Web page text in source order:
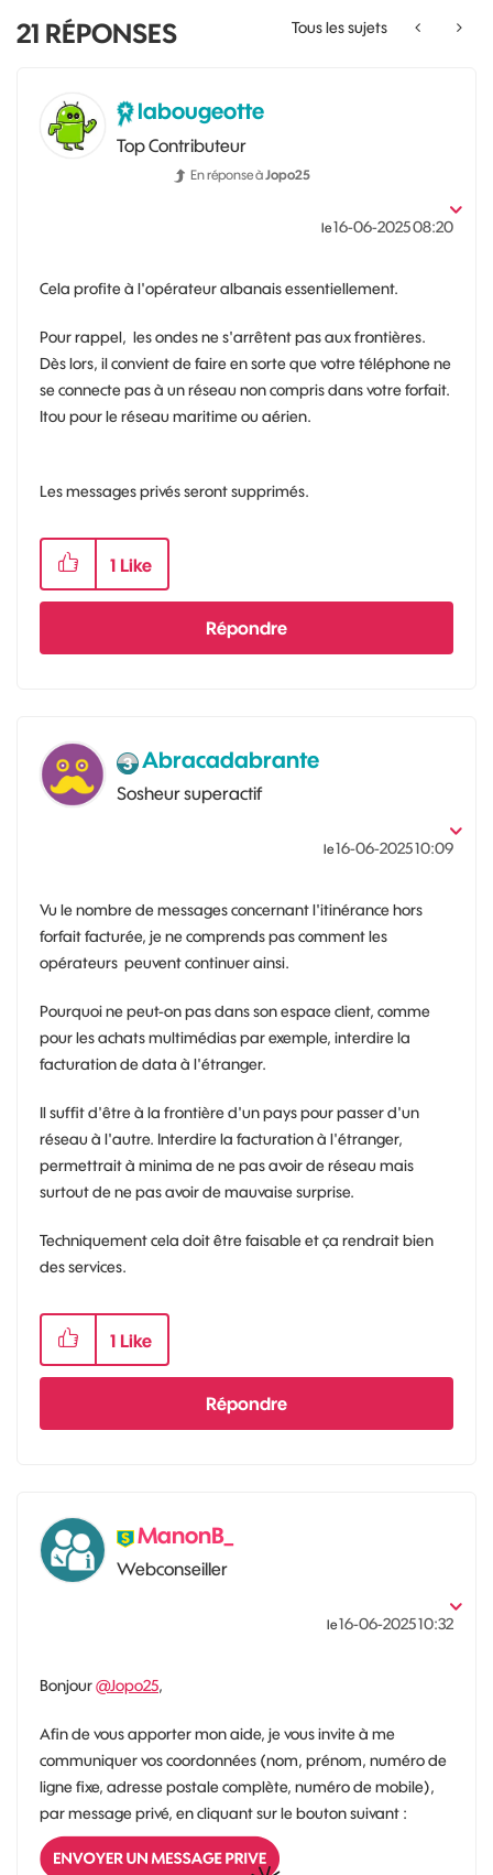
Tous les sujets
21 RÉPONSES
labougeotte
Top Contributeur
En réponse àJopo25
le‎16-06-202508:20
Cela profite à l'opérateur albanais essentiellement.
Pour rappel, les ondes ne s'arrêtent pas aux frontières.
Dès lors, il convient de faire en sorte que votre téléphone ne
se connecte pas à un réseau non compris dans votre forfait.
Itou pour le réseau maritime ou aérien.
Les messages privés seront supprimés.
1 Like
Répondre
Abracadabrante
Sosheur superactif
le‎16-06-202510:09
Vu le nombre de messages concernant l'itinérance hors
forfait facturée, je ne comprends pas comment les
opérateurs peuvent continuer ainsi.
Pourquoi ne peut-on pas dans son espace client, comme
pour les achats multimédias par exemple, interdire la
facturation de data à l'étranger.
Il suffit d'être à la frontière d'un pays pour passer d'un
réseau à l'autre. Interdire la facturation à l'étranger,
permettrait à minima de ne pas avoir de réseau mais
surtout de ne pas avoir de mauvaise surprise.
Techniquement cela doit être faisable et ça rendrait bien
des services.
1 Like
Répondre
ManonB_
Webconseiller
le‎16-06-202510:32
Bonjour@Jopo25,
Afin de vous apporter mon aide, je vous invite à me
communiquer vos coordonnées (nom, prénom, numéro de
ligne fixe, adresse postale complète, numéro de mobile),
par message privé, en cliquant sur le bouton suivant :